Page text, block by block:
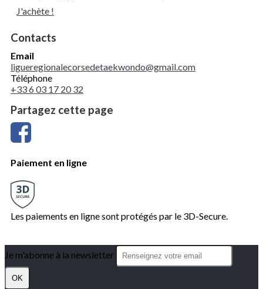
J'achète !
Contacts
Email
ligueregionalecorsedetaekwondo@gmail.com
Téléphone
+33 6 03 17 20 32
Partagez cette page
Paiement en ligne
Les paiements en ligne sont protégés par le 3D-Secure.
Je m'abonne à la newsletter
OK